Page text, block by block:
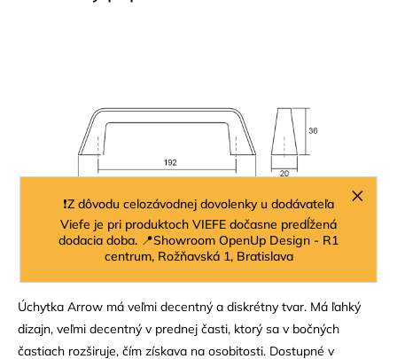
❗Z dôvodu celozávodnej dovolenky u dodávateľa
Viefe je pri produktoch VIEFE dočasne predĺžená
dodacia doba. 📍Showroom OpenUp Design - R1
centrum, Rožňavská 1, Bratislava
Úchytka Arrow má veľmi decentný a diskrétny tvar. Má ľahký
dizajn, veľmi decentný v prednej časti, ktorý sa v bočných
častiach rozširuje, čím získava na osobitosti. Dostupné v